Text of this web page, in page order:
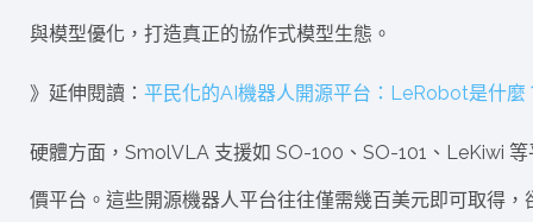
與模型優化，打造真正的協作式模型生態。
》延伸閱讀： 平民化的AI機器人開源平台：LeRobot是什麼
硬體方面，SmolVLA 支援如 SO-100、SO-101、LeKiwi 等
價平台。這些開源機器人平台往往僅需幾百美元即可取得，